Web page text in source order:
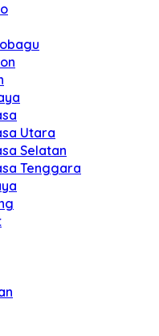
Utara
Selatan
Tenggara